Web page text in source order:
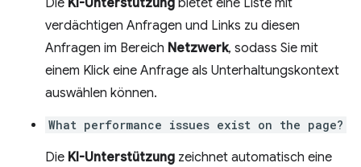
Die KI-Unterstützung bietet eine Liste mit
verdächtigen Anfragen und Links zu diesen
Anfragen im Bereich Netzwerk, sodass Sie mit
einem Klick eine Anfrage als Unterhaltungskontext
auswählen können.
What performance issues exist on the page?
Die KI-Unterstützung zeichnet automatisch eine